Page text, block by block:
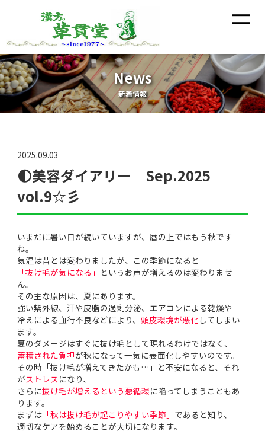
News
新着情報
2025.09.03
🌓美容ダイアリー Sep.2025
vol.9☆彡
いまだに暑い日が続いていますが、暦の上ではもう秋です
ね。
気温は昔とは変わりましたが、この季節になると
「抜け毛が気になる」 というお声が増えるのは変わりませ
ん。
その主な原因は、夏にあります。
強い紫外線、汗や皮脂の過剰分泌、エアコンによる乾燥や
冷えによる血行不良などにより、頭皮環境が悪化 してしまい
ます。
夏のダメージはすぐに抜け毛として現れるわけではなく、
蓄積された負担が秋になって一気に表面化しやすいのです。
その時「抜け毛が増えてきたかも…」と不安になると、それ
がストレス になり、
さらに抜け毛が増えるという悪循環に陥ってしまうこともあ
ります。
まずは 「秋は抜け毛が起こりやすい季節」 であると知り、
適切なケアを始めることが大切になります。